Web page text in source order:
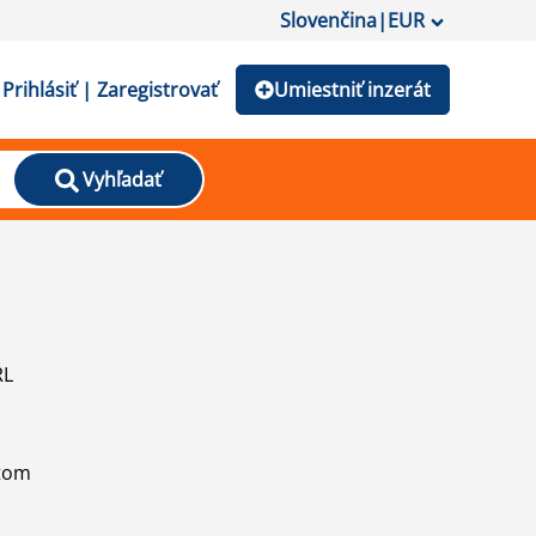
Slovenčina|EUR
Prihlásiť | Zaregistrovať Umiestniť inzerát
Vyhľadať